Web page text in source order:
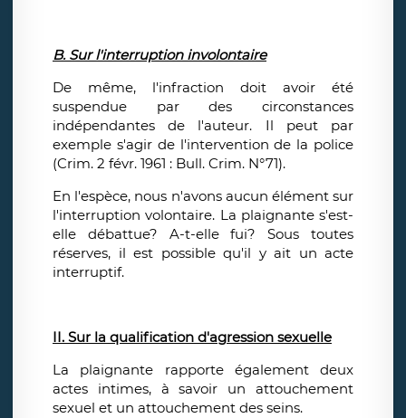
B. Sur l'interruption involontaire
De même, l'infraction doit avoir été
suspendue par des circonstances
indépendantes de l'auteur. Il peut par
exemple s'agir de l'intervention de la police
(Crim. 2 févr. 1961 : Bull. Crim. N°71).
En l'espèce, nous n'avons aucun élément sur
l'interruption volontaire. La plaignante s'est-
elle débattue? A-t-elle fui? Sous toutes
réserves, il est possible qu'il y ait un acte
interruptif.
II. Sur la qualification d'agression sexuelle
La plaignante rapporte également deux
actes intimes, à savoir un attouchement
sexuel et un attouchement des seins.